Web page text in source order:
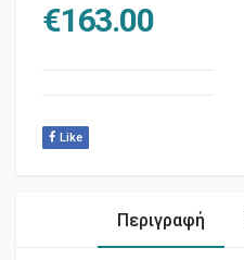
€163.00
Like
Περιγραφή